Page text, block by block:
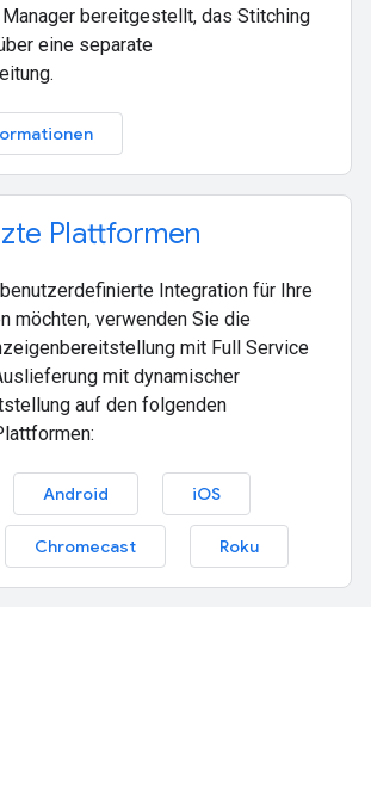
bereitgestellt, das Stitching
eine separate
Plattformen
Integration für Ihre
möchten, verwenden Sie die
mit Full Service
mit dynamischer
auf den folgenden
Android iOS
Chromecast Roku